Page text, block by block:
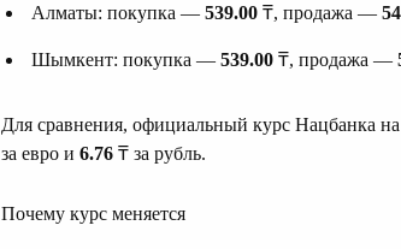
Алматы: покупка — 539.00 ₸, продажа —
Шымкент: покупка — 539.00 ₸, продажа —
Для сравнения, официальный курс Нацбанка на
за евро и 6.76 ₸ за рубль.
Почему курс меняется